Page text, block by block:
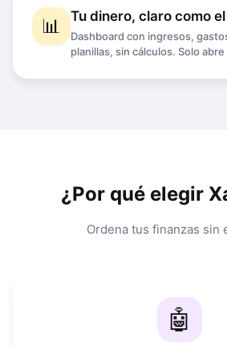
📊 Tu dinero, claro como
Dashboard con ingresos,
planillas, sin cálculos. Solo abre
¿Por qué elegir
Ordena tus finanzas sin
🤖